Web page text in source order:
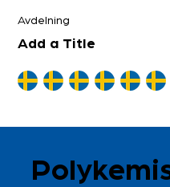
Avdelning
Add a Title